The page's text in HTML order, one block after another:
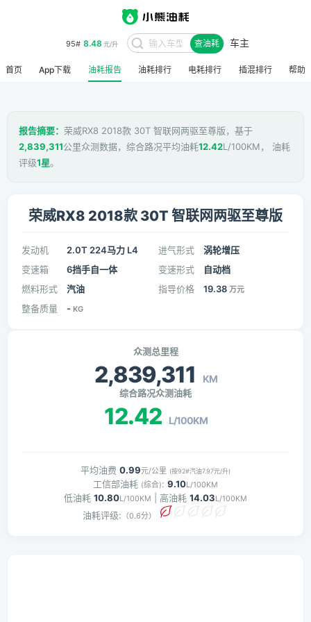
95# 8.48 元/升 查油耗 车主
首页 App下载 油耗报告 油耗排行 电耗排行 插混排行 帮助
报告摘要： 荣威RX8 2018款 30T 智联网两驱至尊版，基于
2,839,311公里众测数据，综合路况平均油耗12.42L/100KM， 油耗
评级1星。
荣威RX8 2018款 30T 智联网两驱至尊版
发动机 2.0T 224马力 L4 进气形式
涡轮增压
变速箱
6挡手自一体 变速形式
自动档
燃料形式
汽油 指导价格 19.38 万元
整备质量 - KG
众测总里程
2,839,311 KM
综合路况众测油耗
12.42 L/100KM
平均油费 0.99元/公里 (按92#汽油7.97元/升)
工信部油耗 (综合): 9.10L/100KM
低油耗 10.80L/100KM | 高油耗 14.03L/100KM
油耗评级: （0.6分）